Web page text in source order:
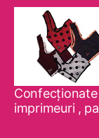
Confecţionate
imprimeuri ,